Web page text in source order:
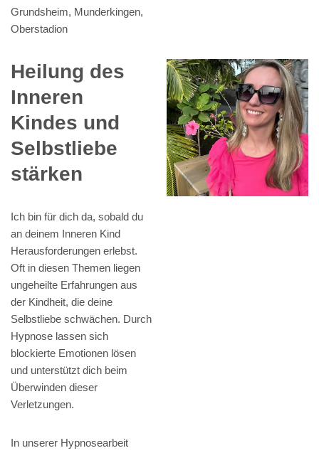
Grundsheim, Munderkingen,
Oberstadion
Heilung des
Inneren
Kindes und
Selbstliebe
stärken
Ich bin für dich da, sobald du
an deinem Inneren Kind
Herausforderungen erlebst.
Oft in diesen Themen liegen
ungeheilte Erfahrungen aus
der Kindheit, die deine
Selbstliebe schwächen. Durch
Hypnose lassen sich
blockierte Emotionen lösen
und unterstützt dich beim
Überwinden dieser
Verletzungen.
In unserer Hypnosearbeit